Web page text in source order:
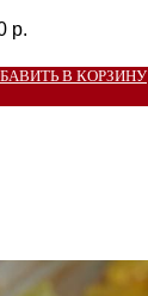
р.
В КОРЗИНУ